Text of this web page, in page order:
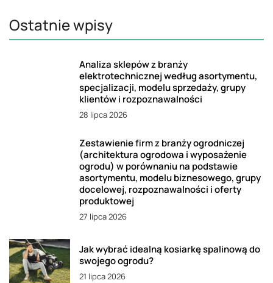
Ostatnie wpisy
Analiza sklepów z branży
elektrotechnicznej według asortymentu,
specjalizacji, modelu sprzedaży, grupy
klientów i rozpoznawalności
28 lipca 2026
Zestawienie firm z branży ogrodniczej
(architektura ogrodowa i wyposażenie
ogrodu) w porównaniu na podstawie
asortymentu, modelu biznesowego, grupy
docelowej, rozpoznawalności i oferty
produktowej
27 lipca 2026
Jak wybrać idealną kosiarkę spalinową do
swojego ogrodu?
21 lipca 2026